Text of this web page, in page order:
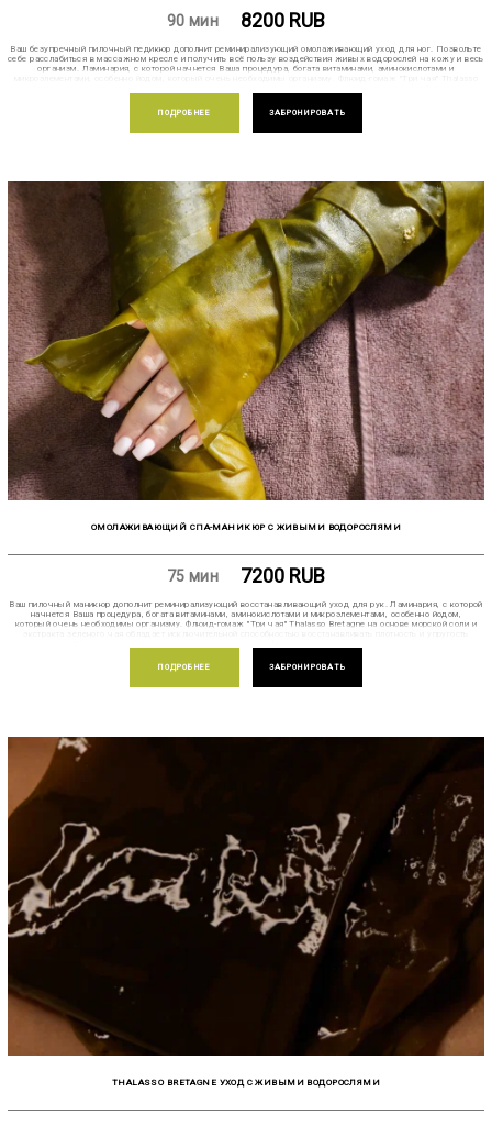
90 мин 8200 RUB
Ваш безупречный пилочный педикюр дополнит реминирализующий омолаживающий уход для ног. Позвольте
себе расслабиться в массажном кресле и получить всё пользу воздействия живых водорослей на кожу и весь
организм. Ламинария, с которой начнется Ваша процедура, богата витаминами, аминокислотами и
отеков, выведение токсинов, повышает тонус кожи. Молочко Thalasso Bretagne в завершении ухода
тонизирует и обеспечивает кожу влагой на продолжительное время. Молочко содержит: масла макадамии и
ПОДРОБНЕЕ ЗАБРОНИРОВАТЬ
ОМОЛАЖИВАЮЩИЙ СПА-МАНИКЮР С ЖИВЫМИ ВОДОРОСЛЯМИ
75 мин 7200 RUB
Ваш пилочный маникюр дополнит реминирализующий восстанавливающий уход для рук. Ламинария, с которой
начнется Ваша процедура, богата витаминами, аминокислотами и микроэлементами, особенно йодом,
который очень необходимы организму. Флюид-гомаж "Три чая" Thalasso Bretagne на основе морской соли и
продолжительное время. Молочко содержит: масла макадамии и кунжутного семени, морскую воду и
канделильский воск, полисахариды и NaPСА, в составе средства также есть комплекс экстрактов
ПОДРОБНЕЕ ЗАБРОНИРОВАТЬ
THALASSO BRETAGNE УХОД С ЖИВЫМИ ВОДОРОСЛЯМИ